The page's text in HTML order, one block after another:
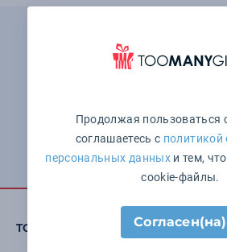
Мы поможем
воскресенье:
Оставить заявку
TOOMANYGIFTS
Продолжая пользоваться
соглашаетесь с политикой
персональных данныхи тем,
cookie-файлы.
Согласен(на)